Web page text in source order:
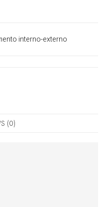
interno-externo
(0)